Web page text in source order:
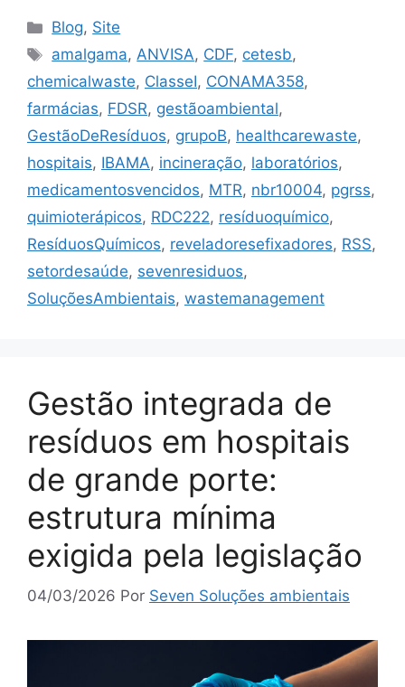
Blog, Site
amalgama,ANVISA, CDF, cetesb,
chemicalwaste, ClasseI, CONAMA358,
farmácias, FDSR, gestãoambiental,
GestãoDeResíduos, grupoB, healthcarewaste,
hospitais, IBAMA, incineração, laboratórios,
medicamentosvencidos, MTR, nbr10004, pgrss,
quimioterápicos, RDC222, resíduoquímico,
ResíduosQuímicos, reveladoresefixadores, RSS,
setordesaúde, sevenresiduos,
SoluçõesAmbientais, wastemanagement
Gestão integrada de
resíduos em hospitais
de grande porte:
estrutura mínima
exigida pela legislação
04/03/2026 Por Seven Soluções ambientais